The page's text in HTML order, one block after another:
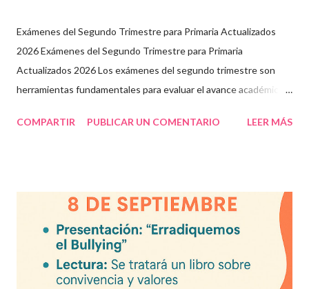
Exámenes del Segundo Trimestre para Primaria Actualizados
2026 Exámenes del Segundo Trimestre para Primaria
Actualizados 2026 Los exámenes del segundo trimestre son
herramientas fundamentales para evaluar el avance académico
descargable en PDF, diseñado para docentes que buscan
frecuentes Beneficios de utilizar estos exámenes trimestrales
Evaluaciones alineadas al programa oficial. Formato optimizado
para impresión o uso en plataformas educativas. Reactivos que
fortalecen la comprensión y el pensamiento crítico. Ideal para
formación docente y evaluación diagnóstica. Material
COMPARTIR PUBLICAR UN COMENTARIO LEER MÁS